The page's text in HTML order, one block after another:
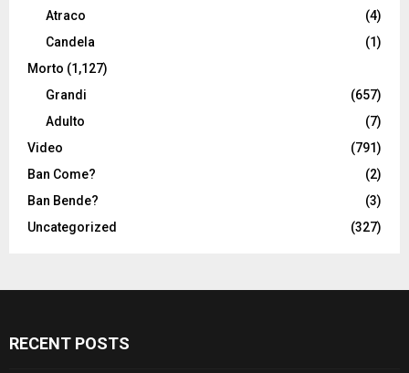
Atraco
(4)
Candela
(1)
Morto (1,127)
Grandi
(657)
Adulto
(7)
Video
(791)
Ban Come?
(2)
Ban Bende?
(3)
Uncategorized
(327)
RECENT POSTS